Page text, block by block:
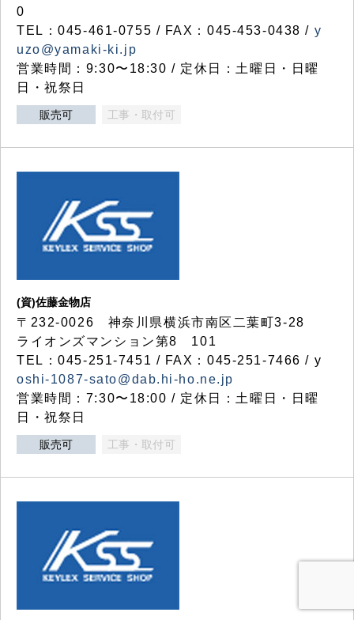
0
TEL：045-461-0755 / FAX：045-453-0438 / y
uzo@yamaki-ki.jp
営業時間：9:30〜18:30 / 定休日：土曜日・日曜
日・祝祭日
販売可 工事・取付可
(資)佐藤金物店
〒232-0026 神奈川県横浜市南区二葉町3-28
ライオンズマンション第8 101
TEL：045-251-7451 / FAX：045-251-7466 / y
oshi-1087-sato@dab.hi-ho.ne.jp
営業時間：7:30〜18:00 / 定休日：土曜日・日曜
日・祝祭日
販売可 工事・取付可